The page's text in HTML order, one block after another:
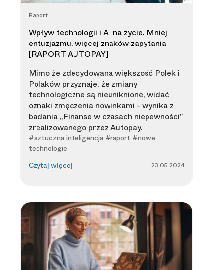
Raport
Wpływ technologii i AI na życie. Mniej
entuzjazmu, więcej znaków zapytania
[RAPORT AUTOPAY]
Mimo że zdecydowana większość Polek i
Polaków przyznaje, że zmiany
technologiczne są nieuniknione, widać
oznaki zmęczenia nowinkami - wynika z
badania „Finanse w czasach niepewności”
zrealizowanego przez Autopay.
#sztuczna inteligencja #raport #nowe
technologie
Czytaj więcej 23.05.2024